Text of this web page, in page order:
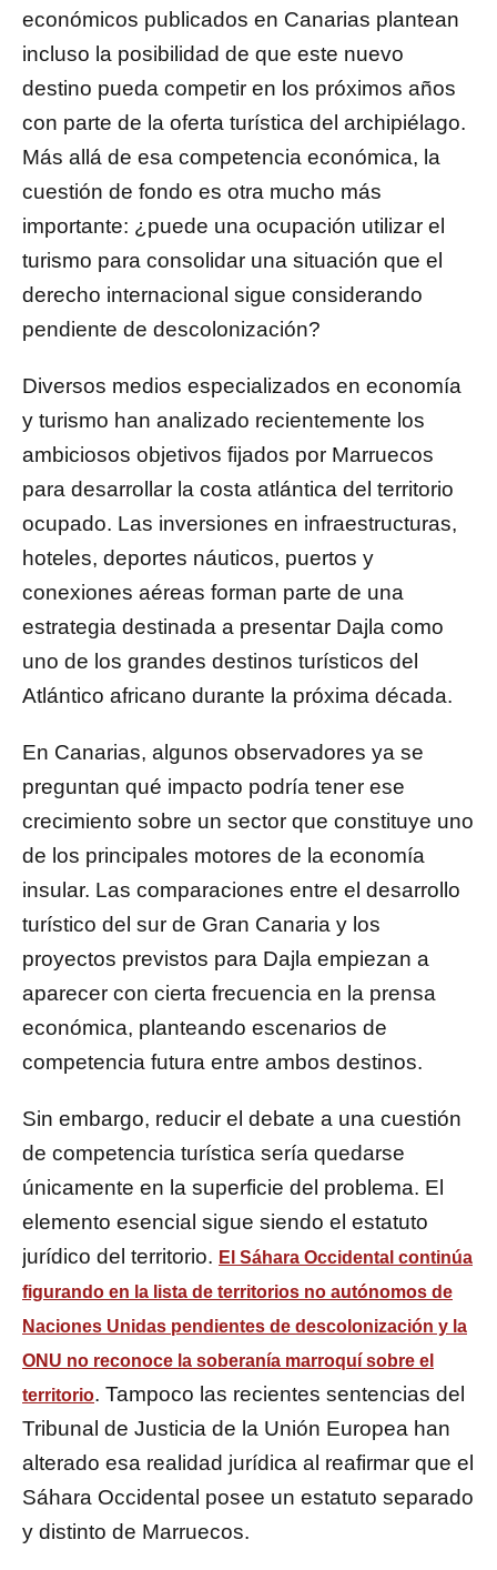
económicos publicados en Canarias plantean
incluso la posibilidad de que este nuevo
destino pueda competir en los próximos años
con parte de la oferta turística del archipiélago.
Más allá de esa competencia económica, la
cuestión de fondo es otra mucho más
importante: ¿puede una ocupación utilizar el
turismo para consolidar una situación que el
derecho internacional sigue considerando
pendiente de descolonización?
Diversos medios especializados en economía
y turismo han analizado recientemente los
ambiciosos objetivos fijados por Marruecos
para desarrollar la costa atlántica del territorio
ocupado. Las inversiones en infraestructuras,
hoteles, deportes náuticos, puertos y
conexiones aéreas forman parte de una
estrategia destinada a presentar Dajla como
uno de los grandes destinos turísticos del
Atlántico africano durante la próxima década.
En Canarias, algunos observadores ya se
preguntan qué impacto podría tener ese
crecimiento sobre un sector que constituye uno
de los principales motores de la economía
insular. Las comparaciones entre el desarrollo
turístico del sur de Gran Canaria y los
proyectos previstos para Dajla empiezan a
aparecer con cierta frecuencia en la prensa
económica, planteando escenarios de
competencia futura entre ambos destinos.
Sin embargo, reducir el debate a una cuestión
de competencia turística sería quedarse
únicamente en la superficie del problema. El
elemento esencial sigue siendo el estatuto
jurídico del territorio. El Sáhara Occidental continúa
figurando en la lista de territorios no autónomos de
Naciones Unidas pendientes de descolonización y la
ONU no reconoce la soberanía marroquí sobre el
territorio. Tampoco las recientes sentencias del
Tribunal de Justicia de la Unión Europea han
alterado esa realidad jurídica al reafirmar que el
Sáhara Occidental posee un estatuto separado
y distinto de Marruecos.